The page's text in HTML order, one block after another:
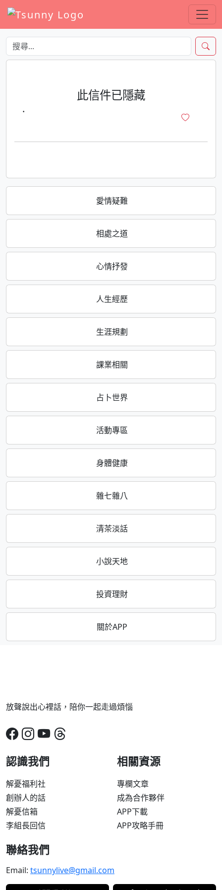
愛情疑難
相處之道
心情抒發
人生經歷
生涯規劃
課業相關
占卜世界
活動專區
身體健康
雜七雜八
清茶淡話
小說天地
投資理財
關於APP
此信件已隱藏
·
放聲說出心裡話，陪你一起走過煩惱
認識我們
解憂福利社
創辦人的話
解憂信箱
李組長回信
相關資源
專欄文章
成為合作夥伴
APP下載
APP攻略手冊
聯絡我們
Email: tsunnylive@gmail.com